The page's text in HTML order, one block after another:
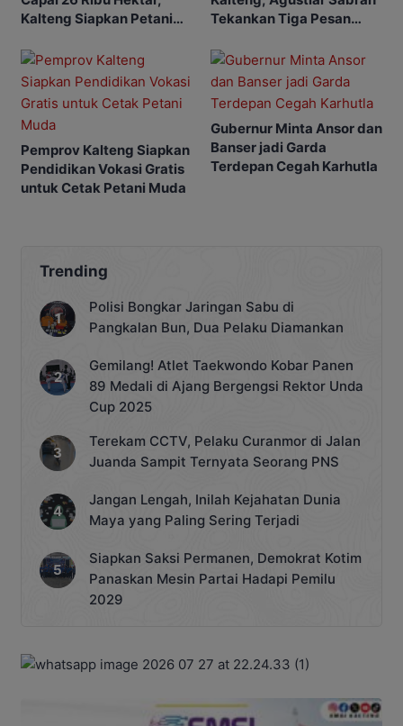
Kalteng Siapkan Petani
Tekankan Tiga Pesan
Pemprov Kalteng Siapkan
Pendidikan Vokasi Gratis
untuk Cetak Petani Muda
Gubernur Minta Ansor dan
Banser jadi Garda
Terdepan Cegah Karhutla
Trending
Polisi Bongkar Jaringan Sabu di
Pangkalan Bun, Dua Pelaku Diamankan
Gemilang! Atlet Taekwondo Kobar Panen
89 Medali di Ajang Bergengsi Rektor Unda
Cup 2025
Terekam CCTV, Pelaku Curanmor di Jalan
Juanda Sampit Ternyata Seorang PNS
Jangan Lengah, Inilah Kejahatan Dunia
Maya yang Paling Sering Terjadi
Siapkan Saksi Permanen, Demokrat Kotim
Panaskan Mesin Partai Hadapi Pemilu
2029